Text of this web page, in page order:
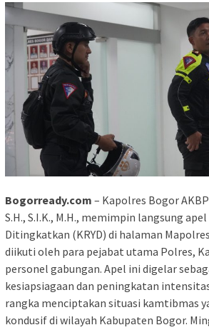
Bogorready.com – Kapolres Bogor
S.H., S.I.K., M.H., memimpin langsung
Ditingkatkan (KRYD) di halaman
diikuti oleh para pejabat utama Polres,
personel gabungan. Apel ini digelar
kesiapsiagaan dan peningkatan
rangka menciptakan situasi kamtibmas
kondusif di wilayah Kabupaten Bogor.